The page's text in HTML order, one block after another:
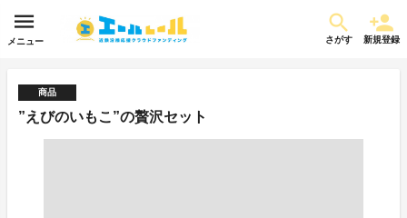
メニュー さがす 新規登録
商品
”えびのいもこ”の贅沢セット